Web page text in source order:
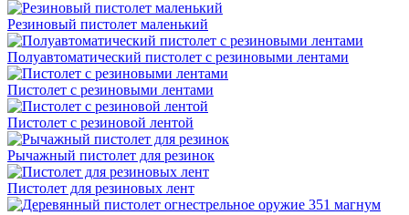
Резиновый пистолет маленький
Полуавтоматический пистолет с резиновыми лентами
Пистолет с резиновыми лентами
Пистолет с резиновой лентой
Рычажный пистолет для резинок
Пистолет для резиновых лент